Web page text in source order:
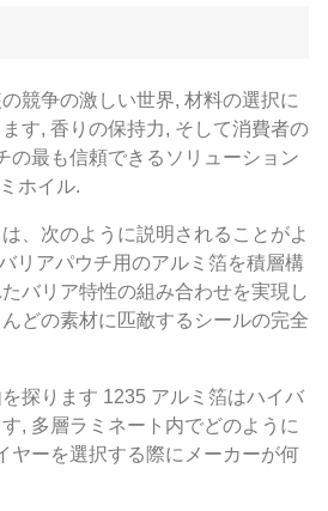
競争の激しい世界, 材料の選択に
す, 香りの保持力, そして消費者の
の最も信頼できるソリューション
ホイル.
、次のように説明されることがよ
リアパウチ用のアルミ箔を積層構
バリア特性の組み合わせを実現し
どの素材に匹敵するシールの完全
探ります 1235 アルミ箔はハイバ
, 多層ラミネート内でどのように
ヤーを選択する際にメーカーが何